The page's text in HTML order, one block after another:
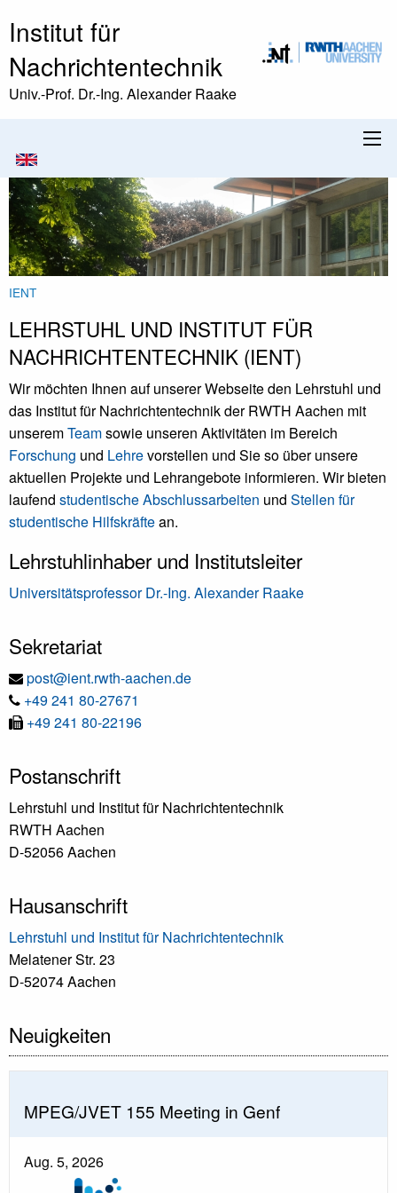
Institut für
Nachrichtentechnik
Univ.-Prof. Dr.-Ing. Alexander Raake
IENT
LEHRSTUHL UND INSTITUT FÜR
NACHRICHTENTECHNIK (IENT)
Wir möchten Ihnen auf unserer Webseite den Lehrstuhl und
das Institut für Nachrichtentechnik der RWTH Aachen mit
unseremTeamsowie unseren Aktivitäten im Bereich
Forschung und Lehrevorstellen und Sie so über unsere
aktuellen Projekte und Lehrangebote informieren. Wir bieten
laufend studentische Abschlussarbeiten und Stellen für
studentische Hilfskräftean.
Lehrstuhlinhaber und Institutsleiter
Universitätsprofessor Dr.-Ing. Alexander Raake
Sekretariat
E-
Mail
post@ient.rwth-aachen.de
Tel
+49 241 80-27671
Fax
+49 241 80-22196
Postanschrift
Lehrstuhl und Institut für Nachrichtentechnik
RWTH Aachen
D-52056 Aachen
Hausanschrift
Lehrstuhl und Institut für Nachrichtentechnik
Melatener Str. 23
D-52074 Aachen
Neuigkeiten
MPEG/JVET 155 Meeting in Genf
Aug. 5, 2026